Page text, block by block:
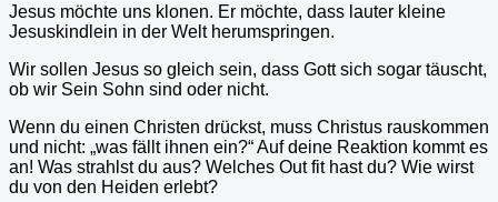
Jesus möchte uns klonen. Er möchte, dass lauter kleine
Jesuskindlein in der Welt herumspringen.
Wir sollen Jesus so gleich sein, dass Gott sich sogar täuscht,
ob wir Sein Sohn sind oder nicht.
Wenn du einen Christen drückst, muss Christus rauskommen
und nicht: „was fällt ihnen ein?“ Auf deine Reaktion kommt es
an! Was strahlst du aus? Welches Out fit hast du? Wie wirst
du von den Heiden erlebt?